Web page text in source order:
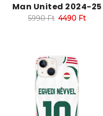
Man United 2024-25
5990Ft 4490 Ft